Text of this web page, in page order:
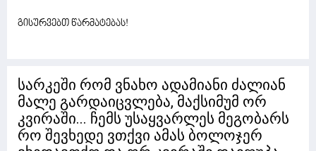
გისურვებთ წარმატებას!
სარკეში რომ ვნახო ადამიანი ძალიან
მალე გარდაიცვლება, მაქსიმუმ ორ
კვირაში... ჩემს უსაყვარლეს მეგობარს
რო შევხედე ვთქვი ამას ბოლოჯერ